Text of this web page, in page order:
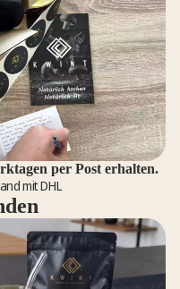
per Post erhalten.
mit DHL